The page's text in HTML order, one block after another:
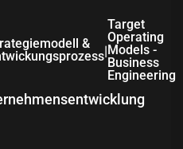
&
|
Target
Operating
Models -
Business
Engineering